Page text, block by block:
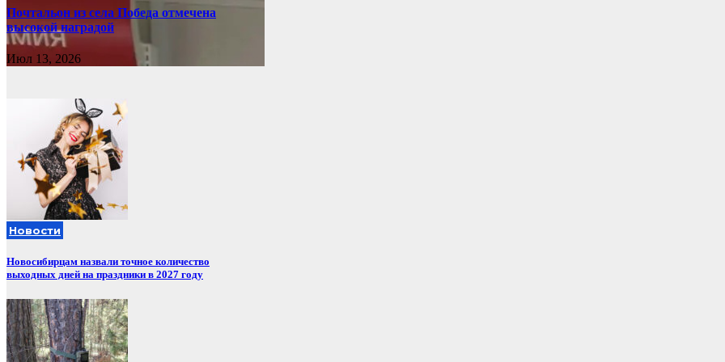
Почтальон из села Победа отмечена
высокой наградой
Июл 13, 2026
Новости
Новосибирцам назвали точное количество
выходных дней на праздники в 2027 году